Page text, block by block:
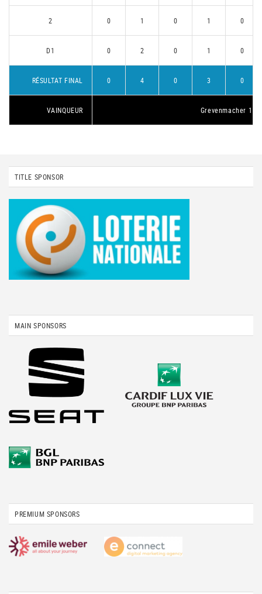
2 0 1 0 1 0
D1 0 2 0 1 0
RÉSULTAT FINAL 0 4 0 3 0
VAINQUEUR Grevenmacher 1
TITLE SPONSOR
MAIN SPONSORS
PREMIUM SPONSORS